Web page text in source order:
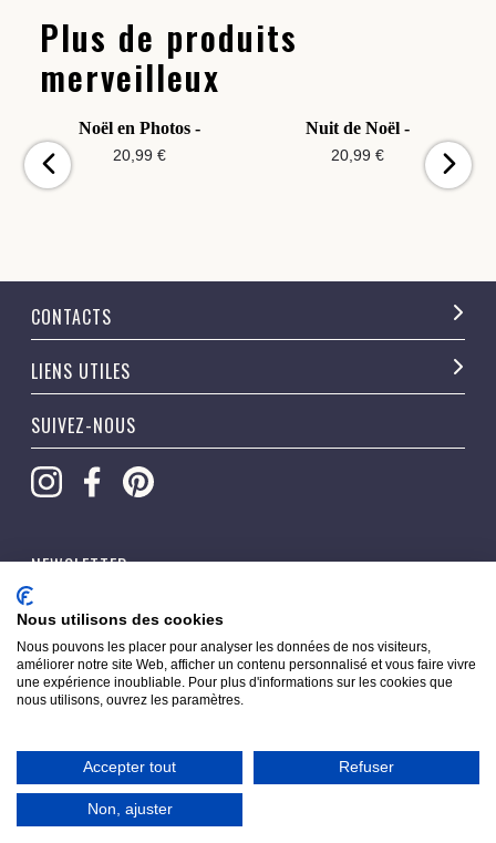
Plus de produits
merveilleux
Noël en Photos -
20,99 €
Nuit de Noël -
20,99 €
CONTACTS
LIENS UTILES
SUIVEZ-NOUS
NEWSLETTER
Copyright © 2026 Pippacorner. Tous droits réservés.
Nous utilisons des cookies
Nous pouvons les placer pour analyser les données de nos visiteurs,
améliorer notre site Web, afficher un contenu personnalisé et vous faire vivre
une expérience inoubliable. Pour plus d'informations sur les cookies que
nous utilisons, ouvrez les paramètres.
Accepter tout Refuser
Non, ajuster